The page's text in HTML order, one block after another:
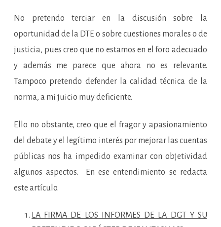
No pretendo terciar en la discusión sobre la
oportunidad de la DTE o sobre cuestiones morales o de
justicia, pues creo que no estamos en el foro adecuado
y además me parece que ahora no es relevante.
Tampoco pretendo defender la calidad técnica de la
norma, a mi juicio muy deficiente.
Ello no obstante, creo que el fragor y apasionamiento
del debate y el legítimo interés por mejorar las cuentas
públicas nos ha impedido examinar con objetividad
algunos aspectos. En ese entendimiento se redacta
este artículo.
LA FIRMA DE LOS INFORMES DE LA DGT Y SU